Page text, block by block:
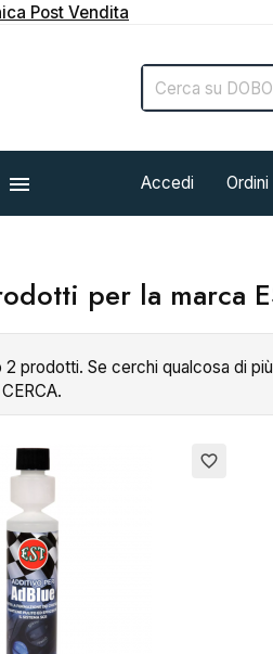
Post Vendita
 Accedi Ordini
per la marca
2 prodotti. Se cerchi qualcosa di
favorite_border